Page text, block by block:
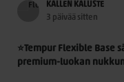
KALLEN KALUSTE
3 päivää sitten
⭐Tempur Flexible Base
premium-luokan